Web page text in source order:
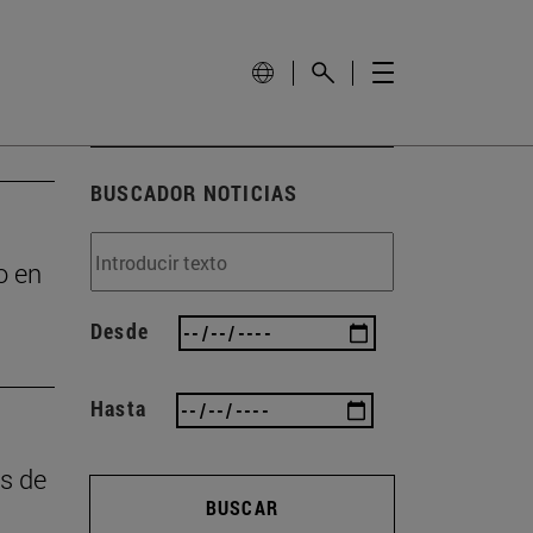
en
de
BUSCADOR NOTICIAS
Desde
Hasta
BUSCAR